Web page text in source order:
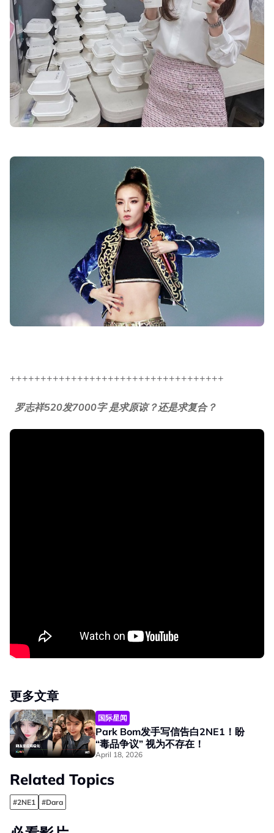
+++++++++++++++++++++++++++++++++++
罗志祥520发7000字 是求原谅？还是求复合？
更多文章
国际星闻
Park Bom发手写信告白2NE1！盼
“毒品争议” 视为不存在！
April 18, 2026
Related Topics
#2NE1 #Dara